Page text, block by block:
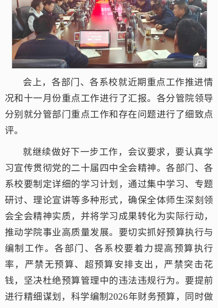
会上，各部门、各系校就近期重点工作推进情
况和十一月份重点工作进行了汇报。各分管院领导
分别就分管部门重点工作和存在问题进行了细致点
评。
就继续做好下一步工作，会议要求，要认真学
习宣传贯彻党的二十届四中全会精神。各部门、各
系校要制定详细的学习计划，通过集中学习、专题
研讨、理论宣讲等多种形式，确保全体师生深刻领
会全会精神实质，并将学习成果转化为实际行动，
推动学院事业高质量发展。要切实抓好预算执行与
编制工作。各部门、各系校要着力提高预算执行
率，严禁无预算、超预算安排支出，严禁突击花
钱，坚决杜绝预算管理中的违法违规行为。要提前
进行精细谋划，科学编制2026年财务预算，同时做